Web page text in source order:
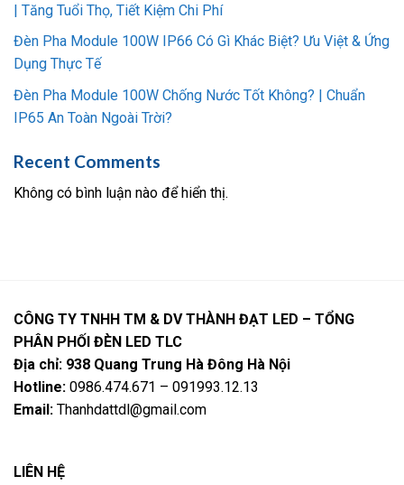
| Tăng Tuổi Thọ, Tiết Kiệm Chi Phí
Đèn Pha Module 100W IP66 Có Gì Khác Biệt? Ưu Việt & Ứng
Dụng Thực Tế
Đèn Pha Module 100W Chống Nước Tốt Không? | Chuẩn
IP65 An Toàn Ngoài Trời?
Recent Comments
Không có bình luận nào để hiển thị.
CÔNG TY TNHH TM & DV THÀNH ĐẠT LED – TỔNG
PHÂN PHỐI ĐÈN LED TLC
Địa chỉ: 938 Quang Trung Hà Đông Hà Nội
Hotline: 0986.474.671 – 091993.12.13
Email: Thanhdattdl@gmail.com
LIÊN HỆ